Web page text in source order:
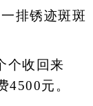
排锈迹斑斑
个收回来
4500元。